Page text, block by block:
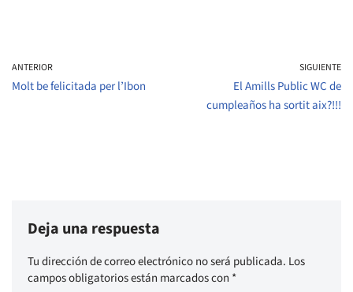
ANTERIOR
Molt be felicitada per l’Ibon
SIGUIENTE
El Amills Public WC de
cumpleaños ha sortit aix?!!!
Deja una respuesta
Tu dirección de correo electrónico no será publicada. Los
campos obligatorios están marcados con *